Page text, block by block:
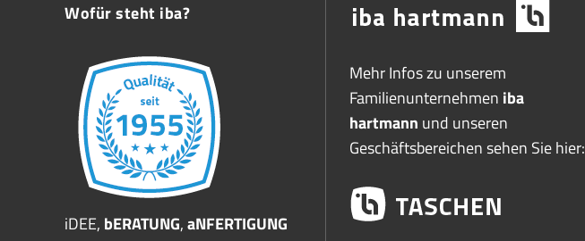
Wofür steht iba?
iDEE, bERATUNG,aNFERTIGUNG
Mehr Infos zu unserem
Familienunternehmen iba
hartmann und unseren
Geschäftsbereichen sehen Sie hier: